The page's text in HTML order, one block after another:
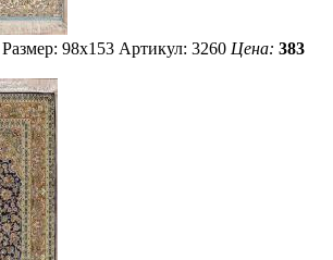
Размер: 98х153 Артикул: 3260 Цена: 383